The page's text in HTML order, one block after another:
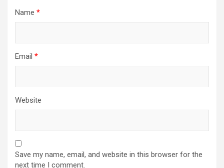
Name *
Email *
Website
Save my name, email, and website in this browser for the
next time I comment.